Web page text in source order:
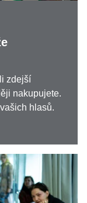
zdejší
nakupujete.
hlasů.